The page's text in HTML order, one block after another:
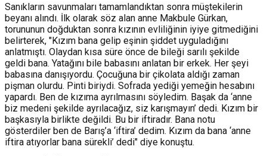
Sanıkların savunmaları tamamlandıktan sonra müştekilerin
beyanı alındı. İlk olarak söz alan anne Makbule Gürkan,
torununun doğduktan sonra kızının evliliğinin iyiye gitmediğini
belirterek, "Kızım bana gelip eşinin şiddet uyguladığını
anlatmıştı. Olaydan kısa süre önce de bileği sarılı şekilde
geldi bana. Yatağını bile babasını anlatan bir erkek. Her şeyi
babasına danışıyordu. Çocuğuna bir çikolata aldığı zaman
pişman olurdu. Pinti biriydi. Sofrada yediği yemeğin hesabını
yapardı. Ben de kızıma ayrılmasını söyledim. Başak da ‘anne
biz medeni şekilde ayrılacağız, siz karışmayın’ dedi. Kızım bir
başkasıyla birlikte değildi. Bu bir iftiradır. Bana notu
gösterdiler ben de Barış’a ‘iftira’ dedim. Kızım da bana ‘anne
iftira atıyorlar bana sürekli’ dedi" diye konuştu.